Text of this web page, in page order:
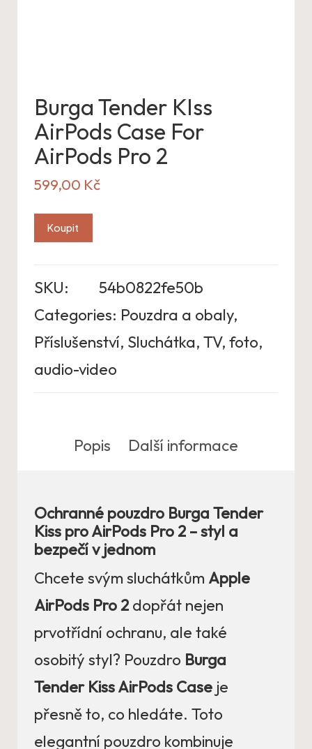
Burga Tender KIss
AirPods Case For
AirPods Pro 2
599,00 Kč
Koupit
SKU:
54b0822fe50b
Categories: Pouzdra a obaly,
Příslušenství, Sluchátka, TV, foto,
audio-video
Popis Další informace
Ochranné pouzdro Burga Tender
Kiss pro AirPods Pro 2 – styl a
bezpečí v jednom
Chcete svým sluchátkům Apple
AirPods Pro 2 dopřát nejen
prvotřídní ochranu, ale také
osobitý styl? Pouzdro Burga
Tender Kiss AirPods Case je
přesně to, co hledáte. Toto
elegantní pouzdro kombinuje